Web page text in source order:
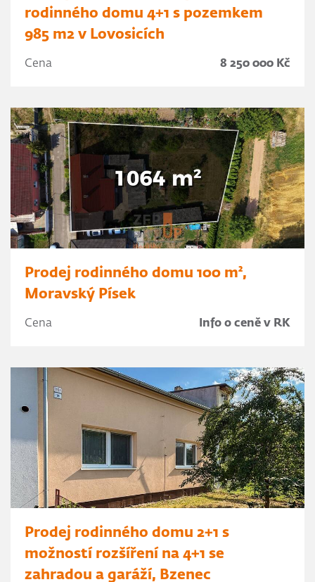
rodinného domu 4+1 s pozemkem
985 m2 v Lovosicích
Cena 8 250 000 Kč
Prodej rodinného domu 100 m²,
Moravský Písek
Cena Info o ceně v RK
Prodej rodinného domu 2+1 s
možností rozšíření na 4+1 se
zahradou a garáží, Bzenec